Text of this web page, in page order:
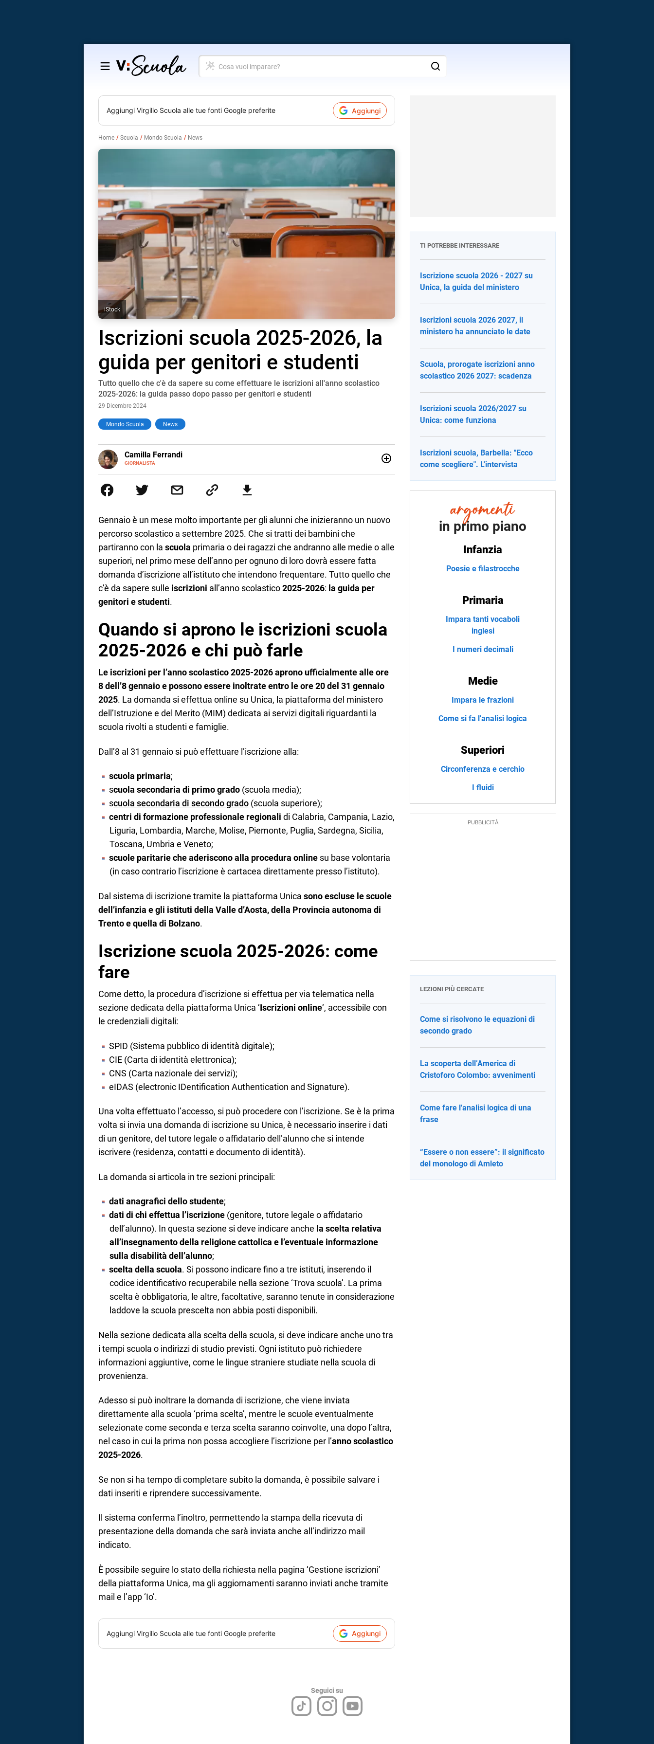
Salta
contenuto
Cosa
vuoi
Aggiungi Virgilio Scuola alle tue fonti Google preferite Aggiungi
Home Scuola Mondo Scuola News
iStock
Iscrizioni scuola 2025-2026, la
guida per genitori e studenti
Tutto quello che c'è da sapere su come effettuare le iscrizioni all'anno scolastico
2025-2026: la guida passo dopo passo per genitori e studenti
29 Dicembre 2024
Mondo Scuola News
Camilla Ferrandi
GIORNALISTA
E-
MAIL
LINKEDIN
più fermata. L’attualità è il mio pane quotidiano, i libri la mia via per evadere e viaggiare con
la mente.
Gennaio è un mese molto importante per gli alunni che inizieranno un nuovo
percorso scolastico a settembre 2025. Che si tratti dei bambini che
partiranno con la scuola primaria o dei ragazzi che andranno alle medie o alle
superiori, nel primo mese dell’anno per ognuno di loro dovrà essere fatta
domanda d’iscrizione all’istituto che intendono frequentare. Tutto quello che
c’è da sapere sulle iscrizioni all’anno scolastico2025-2026: la guida per
genitori e studenti.
Quando si aprono le iscrizioni scuola
2025-2026 e chi può farle
Le iscrizioni per l’anno scolastico 2025-2026 aprono ufficialmente alle ore
8 dell’8 gennaio e possono essere inoltrate entro le ore 20 del 31 gennaio
2025. La domanda si effettua online su Unica, la piattaforma del ministero
dell’Istruzione e del Merito (MIM) dedicata ai servizi digitali riguardanti la
scuola rivolti a studenti e famiglie.
Dall’8 al 31 gennaio si può effettuare l’iscrizione alla:
scuola primaria;
scuola secondaria di primo grado(scuola media);
scuola secondaria di secondo grado(scuola superiore);
centri di formazione professionale regionali di Calabria, Campania, Lazio,
Liguria, Lombardia, Marche, Molise, Piemonte, Puglia, Sardegna, Sicilia,
Toscana, Umbria e Veneto;
scuole paritarie che aderiscono alla procedura onlinesu base volontaria
(in caso contrario l’iscrizione è cartacea direttamente presso l’istituto).
Dal sistema di iscrizione tramite la piattaforma Unica sono escluse le scuole
dell’infanzia e gli istituti della Valle d’Aosta, della Provincia autonoma di
Trento e quella di Bolzano.
Iscrizione scuola 2025-2026: come
fare
Come detto, la procedura d’iscrizione si effettua per via telematica nella
sezione dedicata della piattaforma Unica ‘Iscrizioni online‘, accessibile con
le credenziali digitali:
SPID (Sistema pubblico di identità digitale);
CIE (Carta di identità elettronica);
CNS (Carta nazionale dei servizi);
eIDAS (electronic IDentification Authentication and Signature).
Una volta effettuato l’accesso, si può procedere con l’iscrizione. Se è la prima
volta si invia una domanda di iscrizione su Unica, è necessario inserire i dati
di un genitore, del tutore legale o affidatario dell’alunno che si intende
iscrivere (residenza, contatti e documento di identità).
La domanda si articola in tre sezioni principali:
dati anagrafici dello studente;
dati di chi effettua l’iscrizione(genitore, tutore legale o affidatario
dell’alunno). In questa sezione si deve indicare anche la scelta relativa
all’insegnamento della religione cattolica e l’eventuale informazione
sulla disabilità dell’alunno;
scelta della scuola. Si possono indicare fino a tre istituti, inserendo il
codice identificativo recuperabile nella sezione ‘Trova scuola’. La prima
scelta è obbligatoria, le altre, facoltative, saranno tenute in considerazione
laddove la scuola prescelta non abbia posti disponibili.
Nella sezione dedicata alla scelta della scuola, si deve indicare anche uno tra
i tempi scuola o indirizzi di studio previsti. Ogni istituto può richiedere
informazioni aggiuntive, come le lingue straniere studiate nella scuola di
provenienza.
Adesso si può inoltrare la domanda di iscrizione, che viene inviata
direttamente alla scuola ‘prima scelta’, mentre le scuole eventualmente
selezionate come seconda e terza scelta saranno coinvolte, una dopo l’altra,
nel caso in cui la prima non possa accogliere l’iscrizione per l’anno scolastico
2025-2026.
Se non si ha tempo di completare subito la domanda, è possibile salvare i
dati inseriti e riprendere successivamente.
Il sistema conferma l’inoltro, permettendo la stampa della ricevuta di
presentazione della domanda che sarà inviata anche all’indirizzo mail
indicato.
È possibile seguire lo stato della richiesta nella pagina ‘Gestione iscrizioni’
della piattaforma Unica, ma gli aggiornamenti saranno inviati anche tramite
mail e l’app ‘Io’.
Aggiungi Virgilio Scuola alle tue fonti Google preferite Aggiungi
TI POTREBBE INTERESSARE
Iscrizione scuola 2026 - 2027 su
Unica, la guida del ministero
Iscrizioni scuola 2026 2027, il
ministero ha annunciato le date
Scuola, prorogate iscrizioni anno
scolastico 2026 2027: scadenza
Iscrizioni scuola 2026/2027 su
Unica: come funziona
Iscrizioni scuola, Barbella: "Ecco
come scegliere". L'intervista
in primo piano
Infanzia
Poesie e filastrocche
Primaria
Impara tanti vocaboli
inglesi
I numeri decimali
Medie
Impara le frazioni
Come si fa l'analisi logica
Superiori
Circonferenza e cerchio
I fluidi
LEZIONI PIÙ CERCATE
Come si risolvono le equazioni di
secondo grado
La scoperta dell’America di
Cristoforo Colombo: avvenimenti
Come fare l'analisi logica di una
frase
“Essere o non essere”: il significato
del monologo di Amleto
Seguici su